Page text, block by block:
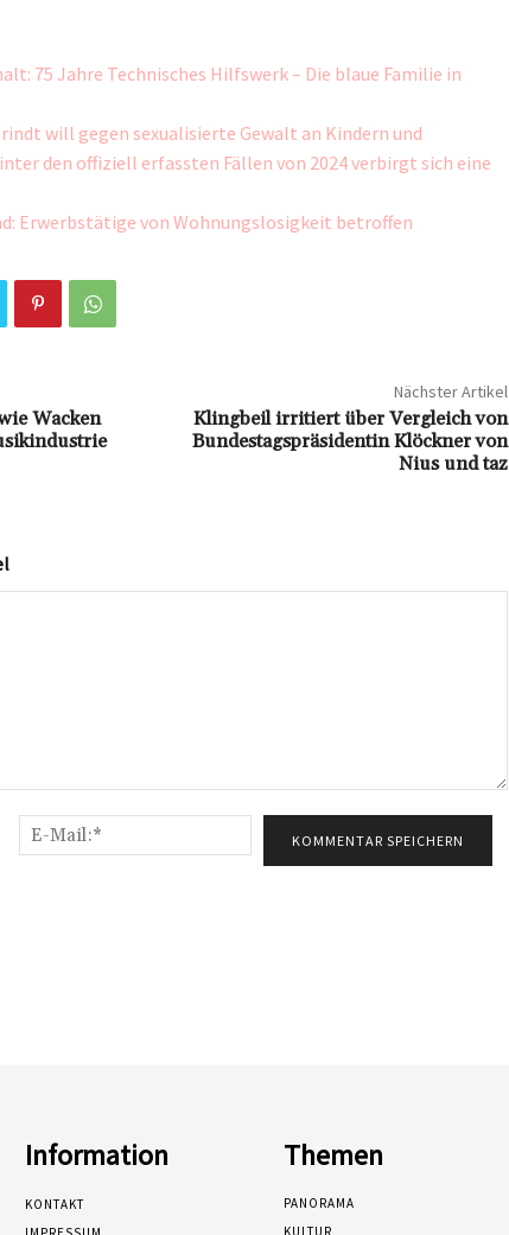
75 Jahre Technisches Hilfswerk – Die blaue Familie in
will gegen sexualisierte Gewalt an Kindern und
den offiziell erfassten Fällen von 2024 verbirgt sich eine
Erwerbstätige von Wohnungslosigkeit betroffen
Wacken
Nächster Artikel
Klingbeil irritiert über Vergleich von
Bundestagspräsidentin Klöckner von
Nius und taz
Name:*
Mail:*
Information
KONTAKT
Themen
PANORAMA